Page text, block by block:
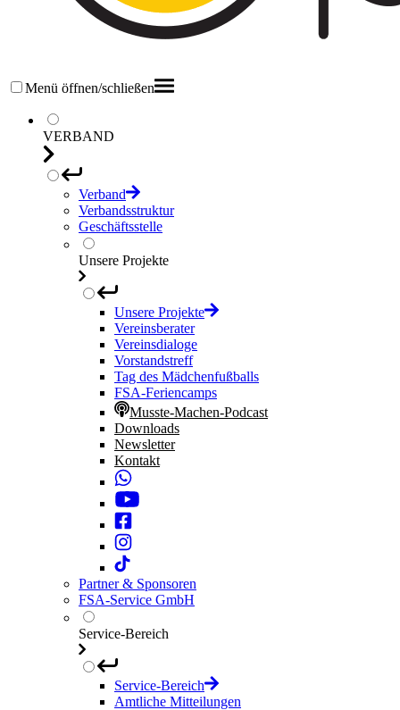
Menü öffnen/schließen
VERBAND
Verband
Verbandsstruktur
Geschäftsstelle
Unsere Projekte
Unsere Projekte
Vereinsberater
Vereinsdialoge
Vorstandstreff
Tag des Mädchenfußballs
FSA-Feriencamps
Musste-Machen-Podcast
Downloads
Newsletter
Kontakt
Partner & Sponsoren
FSA-Service GmbH
Service-Bereich
Service-Bereich
Amtliche Mitteilungen